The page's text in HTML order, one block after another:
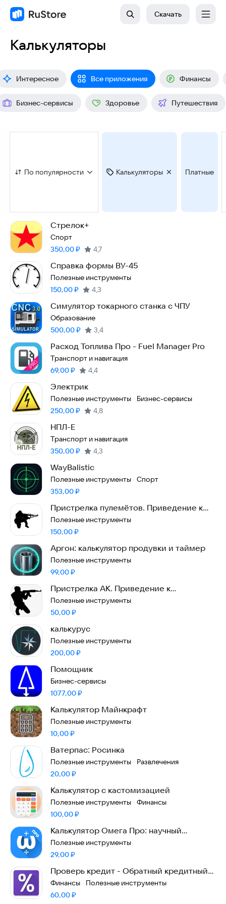
Скачать
Калькуляторы
Интересное Все приложения Финансы
Бизнес-сервисы Здоровье Путешествия
По популярности Калькуляторы Платные
Стрелок+
Спорт
Цена:
350,00₽ 4,7
Справка формы ВУ-45
Полезные инструменты
Цена:
150,00₽ 4,3
Симулятор токарного станка с ЧПУ
Образование
Цена:
500,00₽ 3,4
Расход Топлива Про - Fuel Manager Pro
Транспорт и навигация
Цена:
69,00₽ 4,4
Электрик
Полезные инструменты · Бизнес-сервисы
Цена:
250,00₽ 4,8
НПЛ-Е
Транспорт и навигация
Цена:
350,00₽ 4,3
WayBalistic
Полезные инструменты · Спорт
Цена:
353,00₽
Пристрелка пулемётов. Приведение к
нормальному бою
Полезные инструменты
Цена:
150,00₽
Аргон: калькулятор продувки и таймер
Полезные инструменты
Цена:
99,00₽
Пристрелка АК. Приведение к
нормальному бою
Полезные инструменты
Цена:
50,00₽
калькурус
Полезные инструменты
Цена:
200,00₽
Помощник
Бизнес-сервисы
Цена:
1077,00₽
Калькулятор Майнкрафт
Полезные инструменты
Цена:
10,00₽
Ватерпас: Росинка
Полезные инструменты · Развлечения
Цена:
20,00₽
Калькулятор с кастомизацией
Полезные инструменты · Финансы
Цена:
100,00₽
Калькулятор Омега Про: научный
калькулятор
Полезные инструменты
Цена:
29,00₽
Проверь кредит - Обратный кредитный
калькулятор
Финансы · Полезные инструменты
Цена:
60,00₽